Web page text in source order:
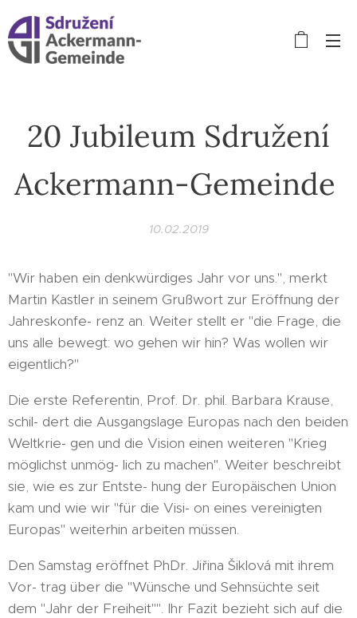
20 Jubileum Sdružení
Ackermann-Gemeinde
10.02.2019
"Wir haben ein denkwürdiges Jahr vor uns.", merkt
Martin Kastler in seinem Grußwort zur Eröffnung der
Jahreskonfe- renz an. Weiter stellt er "die Frage, die
uns alle bewegt: wo gehen wir hin? Was wollen wir
eigentlich?"
Die erste Referentin, Prof. Dr. phil. Barbara Krause,
schil- dert die Ausgangslage Europas nach den beiden
Weltkrie- gen und die Vision einen weiteren "Krieg
möglichst unmög- lich zu machen". Weiter beschreibt
sie, wie es zur Entste- hung der Europäischen Union
kam und wie wir "für die Visi- on eines vereinigten
Europas" weiterhin arbeiten müssen.
Den Samstag eröffnet PhDr. Jiřina Šiklová mit ihrem
Vor- trag über die "Wünsche und Sehnsüchte seit
dem "Jahr der Freiheit"". Ihr Fazit bezieht sich auf die